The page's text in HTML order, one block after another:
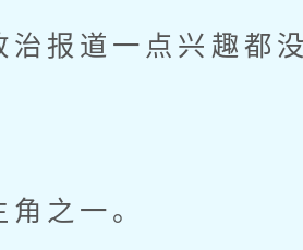
报道一点兴趣都
之一。